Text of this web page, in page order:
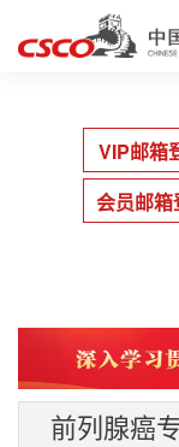
VIP邮箱
会员邮箱
前列腺癌